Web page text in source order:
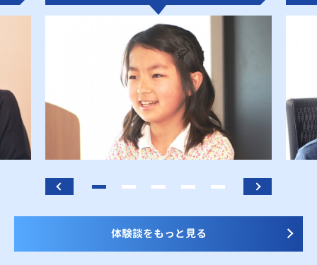
体験談をもっと見る